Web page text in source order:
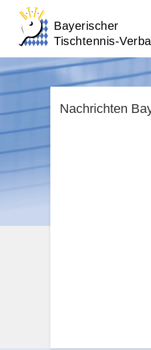
Bayerischer
Tischtennis-
Nachrichten